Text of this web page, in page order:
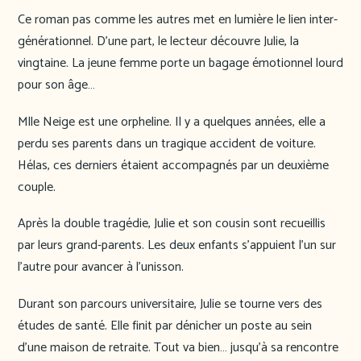
Ce roman pas comme les autres met en lumière le lien inter-
générationnel. D’une part, le lecteur découvre Julie, la
vingtaine. La jeune femme porte un bagage émotionnel lourd
pour son âge…
Mlle Neige est une orpheline. Il y a quelques années, elle a
perdu ses parents dans un tragique accident de voiture.
Hélas, ces derniers étaient accompagnés par un deuxième
couple.
Après la double tragédie, Julie et son cousin sont recueillis
par leurs grand-parents. Les deux enfants s’appuient l’un sur
l’autre pour avancer à l’unisson.
Durant son parcours universitaire, Julie se tourne vers des
études de santé. Elle finit par dénicher un poste au sein
d’une maison de retraite. Tout va bien… jusqu’à sa rencontre